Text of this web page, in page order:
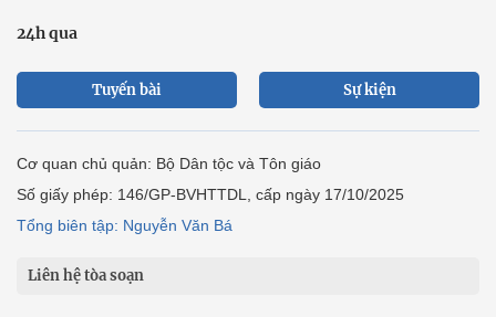
24h qua
Tuyến bài Sự kiện
Cơ quan chủ quản: Bộ Dân tộc và Tôn giáo
Số giấy phép: 146/GP-BVHTTDL, cấp ngày 17/10/2025
Tổng biên tập: Nguyễn Văn Bá
Liên hệ tòa soạn